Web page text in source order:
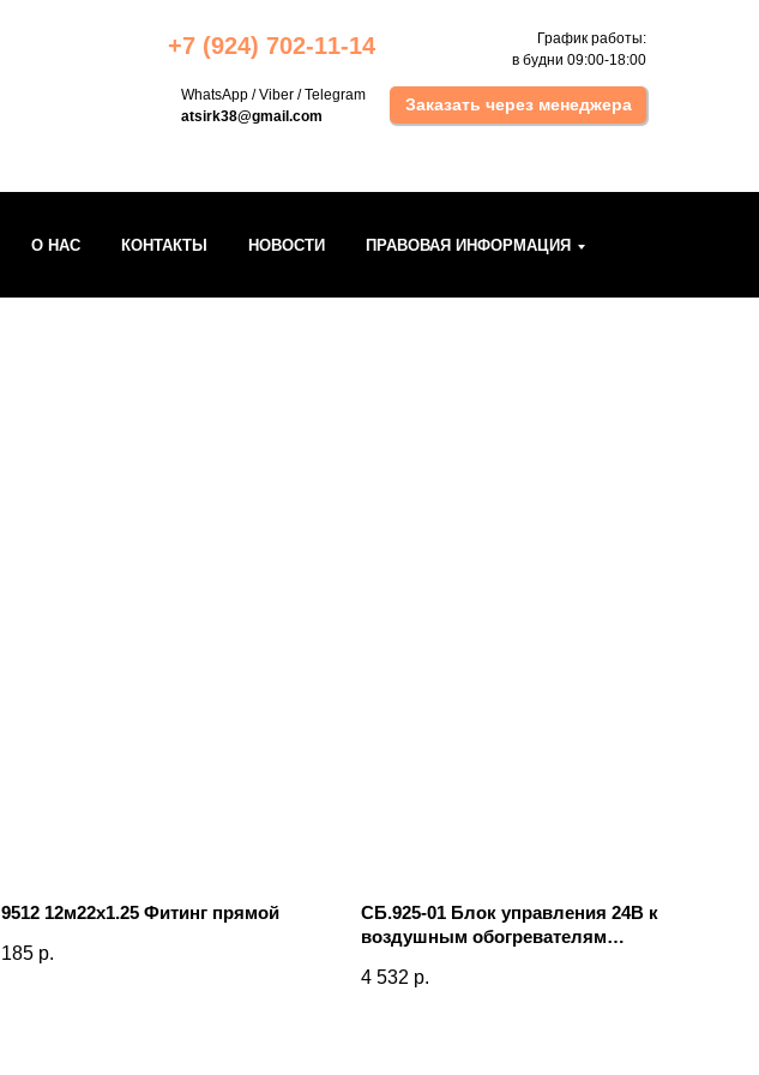
Заказать через менеджера
WhatsApp /Viber /Telegram
atsirk38@gmail.com
График работы:
в будни 09:00-18:00
+7 (924) 702 -11-14
О НАС КОНТАКТЫ НОВОСТИ ПРАВОВАЯ ИНФОРМАЦИЯ
9512 12м22х1.25 Фитинг прямой
185 р.
СБ.925-01 Блок управления 24В к
воздушным обогревателям
4 532 р.